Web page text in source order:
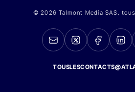
© 2026 Talmont Media SAS.